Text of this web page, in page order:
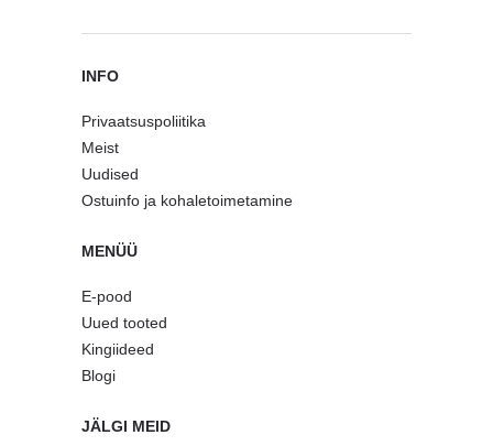
INFO
Privaatsuspoliitika
Meist
Uudised
Ostuinfo ja kohaletoimetamine
MENÜÜ
E-pood
Uued tooted
Kingiideed
Blogi
JÄLGI MEID